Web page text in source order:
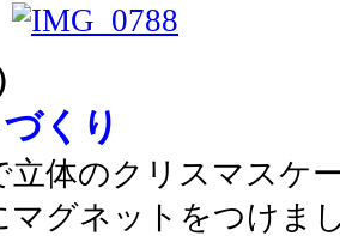
くり
立体のクリスマスケ
マグネットをつけま